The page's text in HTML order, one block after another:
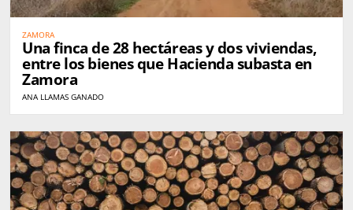
ZAMORA
Una finca de 28 hectáreas y dos viviendas,
entre los bienes que Hacienda subasta en
Zamora
ANA LLAMAS GANADO